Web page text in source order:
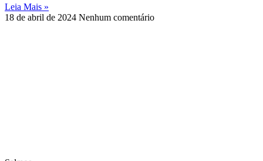
Leia Mais »
18 de abril de 2024 Nenhum comentário